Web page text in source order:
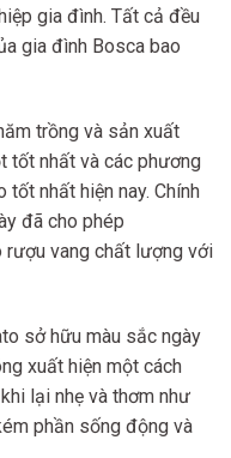
gia đình. Tất cả đều
gia đình Bosca bao
trồng và sản xuất
tốt nhất và các phương
tốt nhất hiện nay. Chính
đã cho phép
vang chất lượng với
sở hữu màu sắc ngày
xuất hiện một cách
lại nhẹ và thơm như
phần sống động và